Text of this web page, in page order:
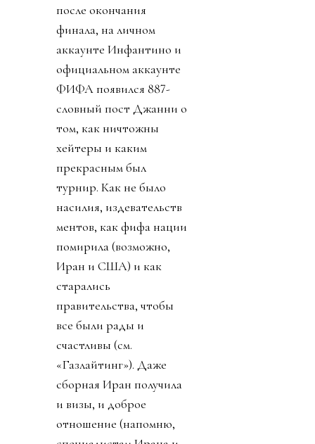
после окончания
финала, на личном
аккаунте Инфантино и
официальном аккаунте
ФИФА появился 887-
словный пост Джанни о
том, как ничтожны
хейтеры и каким
прекрасным был
турнир. Как не было
насилия, издевательств
ментов, как фифа нации
помирила (возможно,
Иран и США) и как
старались
правительства, чтобы
все были рады и
счастливы (см.
«Газлайтинг»). Даже
сборная Иран получила
и визы, и доброе
отношение (напомню,